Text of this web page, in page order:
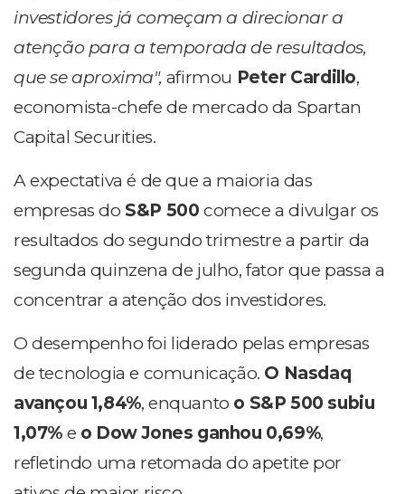
investidores já começam a direcionar a
atenção para a temporada de resultados,
que se aproxima", afirmou Peter Cardillo,
economista-chefe de mercado da Spartan
Capital Securities.
A expectativa é de que a maioria das
empresas do S&P 500 comece a divulgar os
resultados do segundo trimestre a partir da
segunda quinzena de julho, fator que passa a
concentrar a atenção dos investidores.
O desempenho foi liderado pelas empresas
de tecnologia e comunicação. O Nasdaq
avançou 1,84%, enquanto o S&P 500 subiu
1,07% e o Dow Jones ganhou 0,69%,
refletindo uma retomada do apetite por